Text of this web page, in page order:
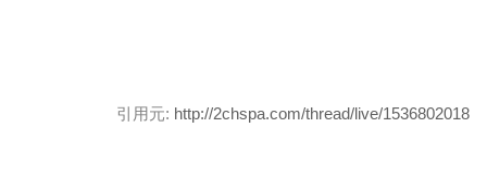
引用元: http://2chspa.com/thread/live/1536802018